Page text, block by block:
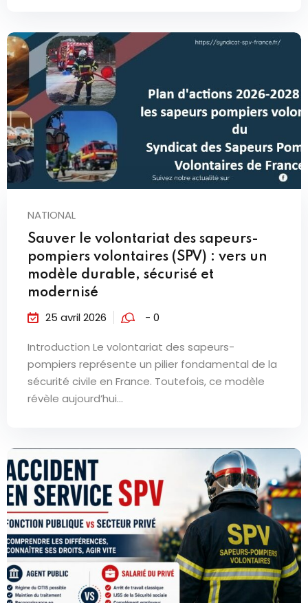
NATIONAL
Sauver le volontariat des sapeurs-
pompiers volontaires (SPV) : vers un
modèle durable, sécurisé et
modernisé
25 avril 2026 - 0
Introduction Le volontariat des sapeurs-
pompiers représente un pilier fondamental de la
sécurité civile en France. Toutefois, ce modèle
révèle aujourd’hui...